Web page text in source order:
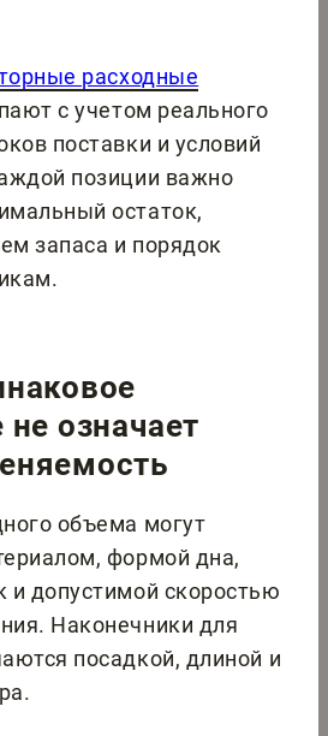
расходные
с учетом реального
поставки и условий
позиции важно
остаток,
запаса и порядок
не означает
объема могут
формой дна,
и допустимой скоростью
Наконечники для
посадкой, длиной и